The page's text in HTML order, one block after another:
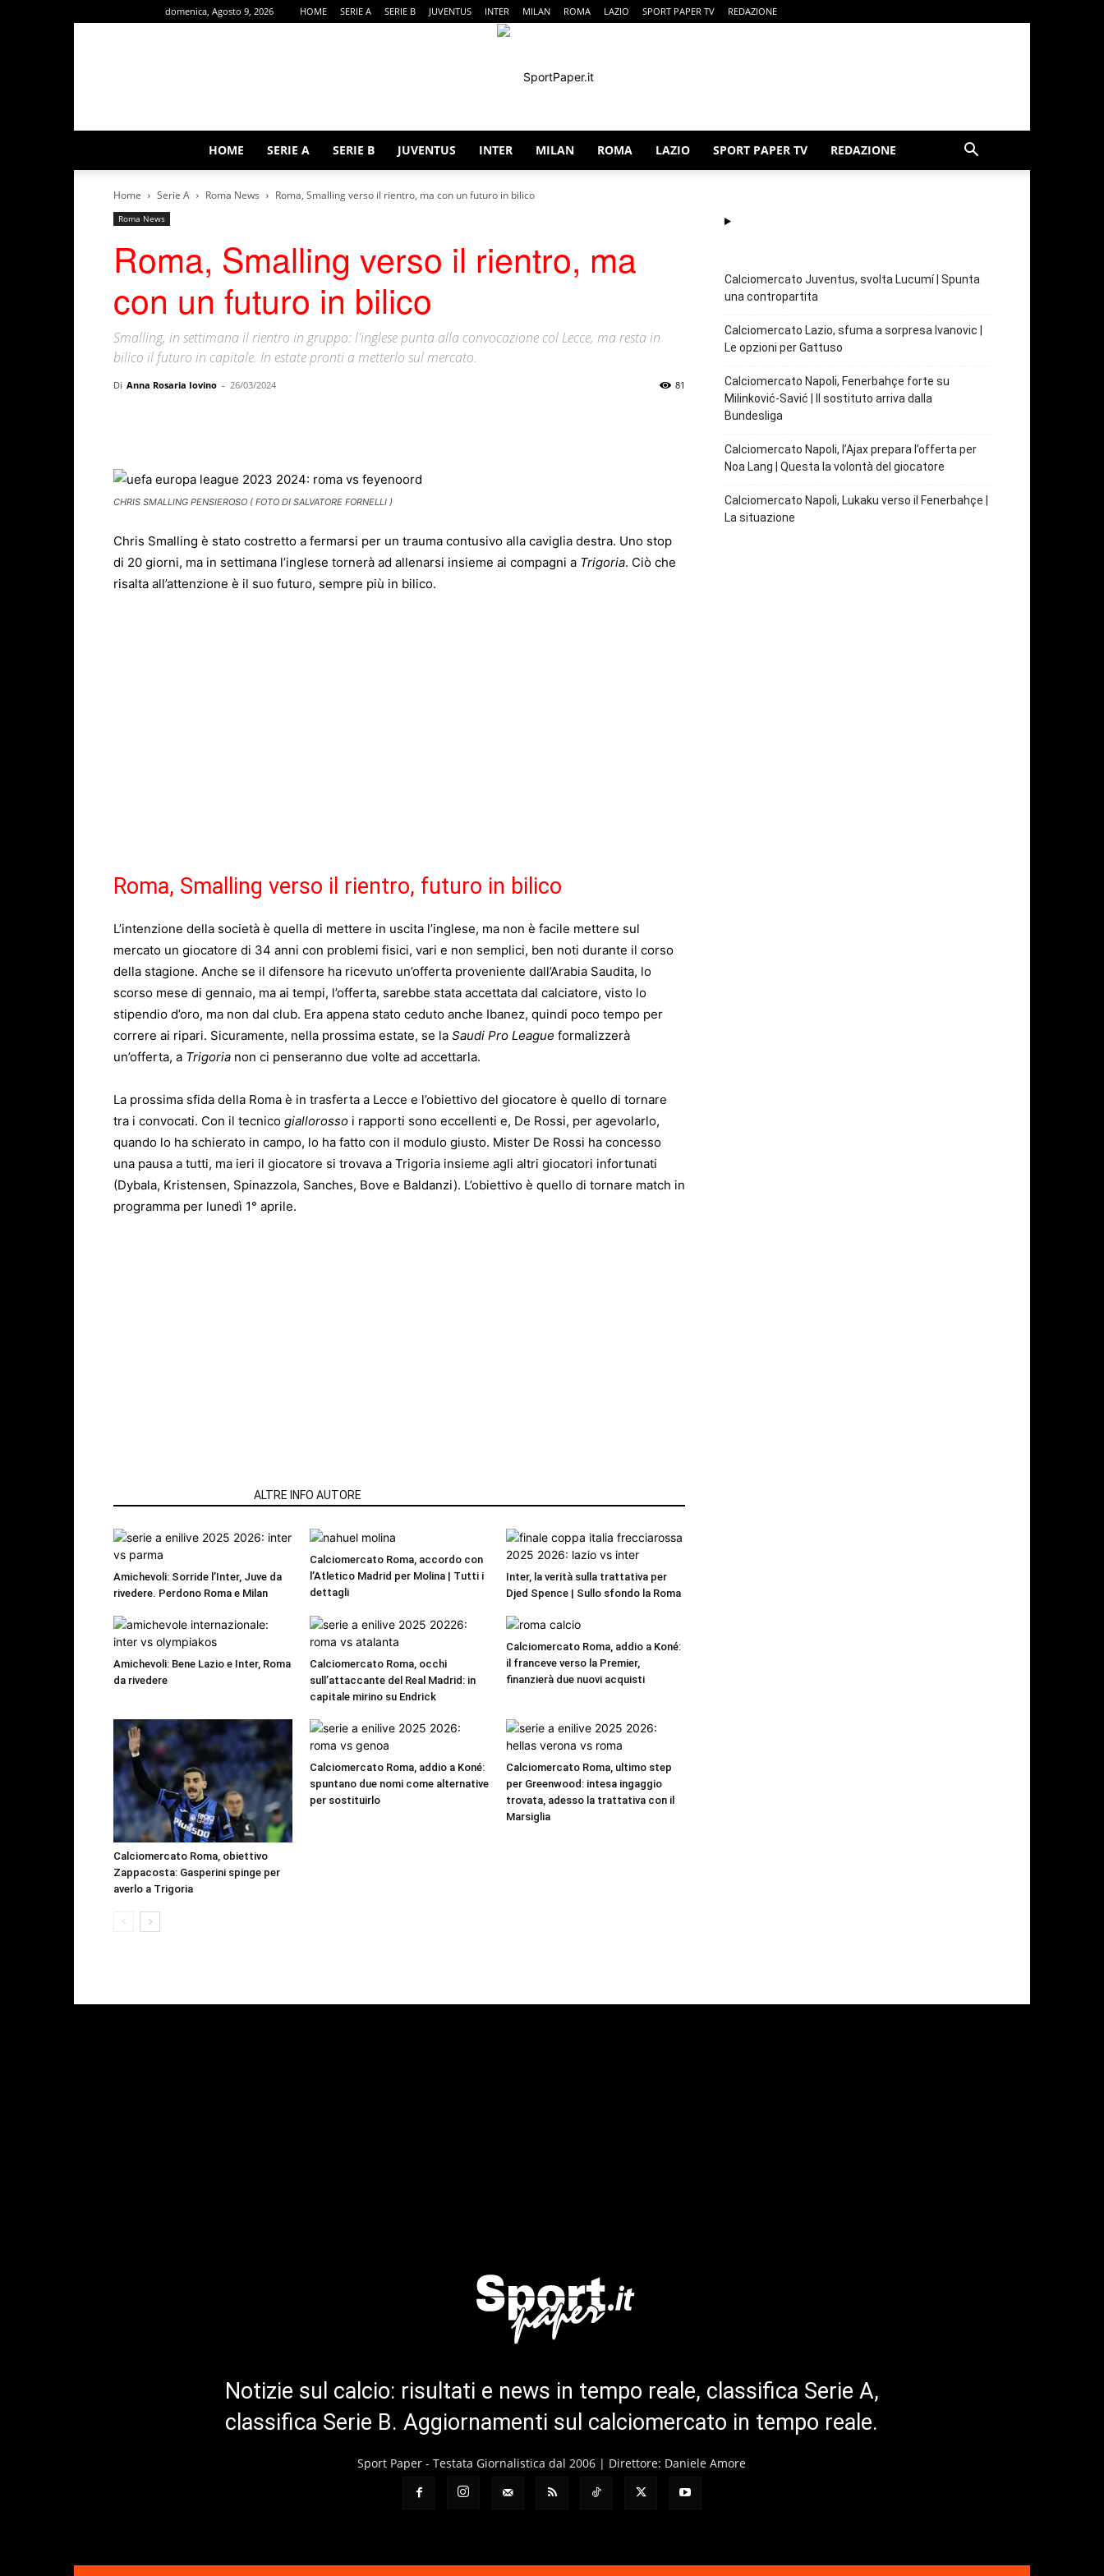
domenica, Agosto 9, 2026 HOME SERIE A SERIE B JUVENTUS INTER MILAN ROMA LAZIO SPORT PAPER TV REDAZIONE
HOME SERIE A SERIE B JUVENTUS INTER MILAN ROMA LAZIO SPORT PAPER TV REDAZIONE
Home Serie A Roma News Roma, Smalling verso il rientro, ma con un futuro in bilico
Roma News
Roma, Smalling verso il rientro, ma
con un futuro in bilico
Smalling, in settimana il rientro in gruppo: l'inglese punta alla convocazione col Lecce, ma resta in
bilico il futuro in capitale. In estate pronti a metterlo sul mercato.
Di Anna Rosaria Iovino - 26/03/2024 81
CHRIS SMALLING PENSIEROSO ( FOTO DI SALVATORE FORNELLI )
Chris Smalling è stato costretto a fermarsi per un trauma contusivo alla caviglia destra. Uno stop
di 20 giorni, ma in settimana l’inglese tornerà ad allenarsi insieme ai compagni a Trigoria. Ciò che
risalta all’attenzione è il suo futuro, sempre più in bilico.
Roma, Smalling verso il rientro, futuro in bilico
L’intenzione della società è quella di mettere in uscita l’inglese, ma non è facile mettere sul
mercato un giocatore di 34 anni con problemi fisici, vari e non semplici, ben noti durante il corso
della stagione. Anche se il difensore ha ricevuto un’offerta proveniente dall’Arabia Saudita, lo
scorso mese di gennaio, ma ai tempi, l’offerta, sarebbe stata accettata dal calciatore, visto lo
stipendio d’oro, ma non dal club. Era appena stato ceduto anche Ibanez, quindi poco tempo per
correre ai ripari. Sicuramente, nella prossima estate, se la Saudi Pro League formalizzerà
un’offerta, a Trigoria non ci penseranno due volte ad accettarla.
La prossima sfida della Roma è in trasferta a Lecce e l’obiettivo del giocatore è quello di tornare
tra i convocati. Con il tecnico giallorosso i rapporti sono eccellenti e, De Rossi, per agevolarlo,
quando lo ha schierato in campo, lo ha fatto con il modulo giusto. Mister De Rossi ha concesso
una pausa a tutti, ma ieri il giocatore si trovava a Trigoria insieme agli altri giocatori infortunati
(Dybala, Kristensen, Spinazzola, Sanches, Bove e Baldanzi). L’obiettivo è quello di tornare match in
programma per lunedì 1° aprile.
ALTRE INFO AUTORE
Amichevoli: Sorride l’Inter, Juve da
rivedere. Perdono Roma e Milan
Calciomercato Roma, accordo con
l’Atletico Madrid per Molina | Tutti i
dettagli
Inter, la verità sulla trattativa per
Djed Spence | Sullo sfondo la Roma
Amichevoli: Bene Lazio e Inter, Roma
da rivedere
Calciomercato Roma, occhi
sull’attaccante del Real Madrid: in
capitale mirino su Endrick
Calciomercato Roma, addio a Koné:
il franceve verso la Premier,
finanzierà due nuovi acquisti
Calciomercato Roma, obiettivo
Zappacosta: Gasperini spinge per
averlo a Trigoria
Calciomercato Roma, addio a Koné:
spuntano due nomi come alternative
per sostituirlo
Calciomercato Roma, ultimo step
per Greenwood: intesa ingaggio
trovata, adesso la trattativa con il
Marsiglia
Calciomercato Juventus, svolta Lucumí | Spunta
una contropartita
Calciomercato Lazio, sfuma a sorpresa Ivanovic |
Le opzioni per Gattuso
Calciomercato Napoli, Fenerbahçe forte su
Milinković-Savić | Il sostituto arriva dalla
Bundesliga
Calciomercato Napoli, l’Ajax prepara l’offerta per
Noa Lang | Questa la volontà del giocatore
Calciomercato Napoli, Lukaku verso il Fenerbahçe |
La situazione
Notizie sul calcio: risultati e news in tempo reale, classifica Serie A,
classifica Serie B. Aggiornamenti sul calciomercato in tempo reale.
Sport Paper - Testata Giornalistica dal 2006 | Direttore: Daniele Amore